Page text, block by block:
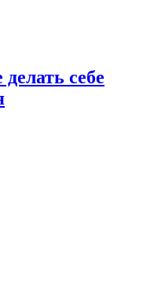
себе